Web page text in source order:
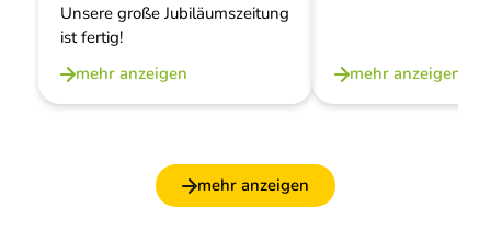
Unsere große Jubiläumszeitung
ist fertig!
mehr anzeigen
mehr anzeigen
mehr anzeigen